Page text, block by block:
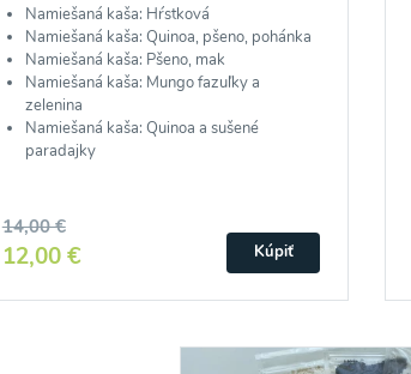
Namiešaná kaša: Hŕstková
Namiešaná kaša: Quinoa, pšeno, pohánka
Namiešaná kaša: Pšeno, mak
Namiešaná kaša: Mungo fazuľky a
zelenina
Namiešaná kaša: Quinoa a sušené
paradajky
14,00 €
12,00 € Kúpiť